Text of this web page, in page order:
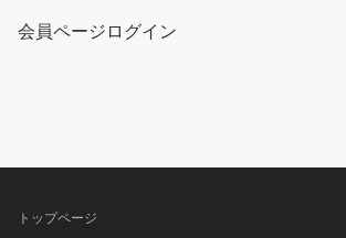
会員ページログイン
トップページ